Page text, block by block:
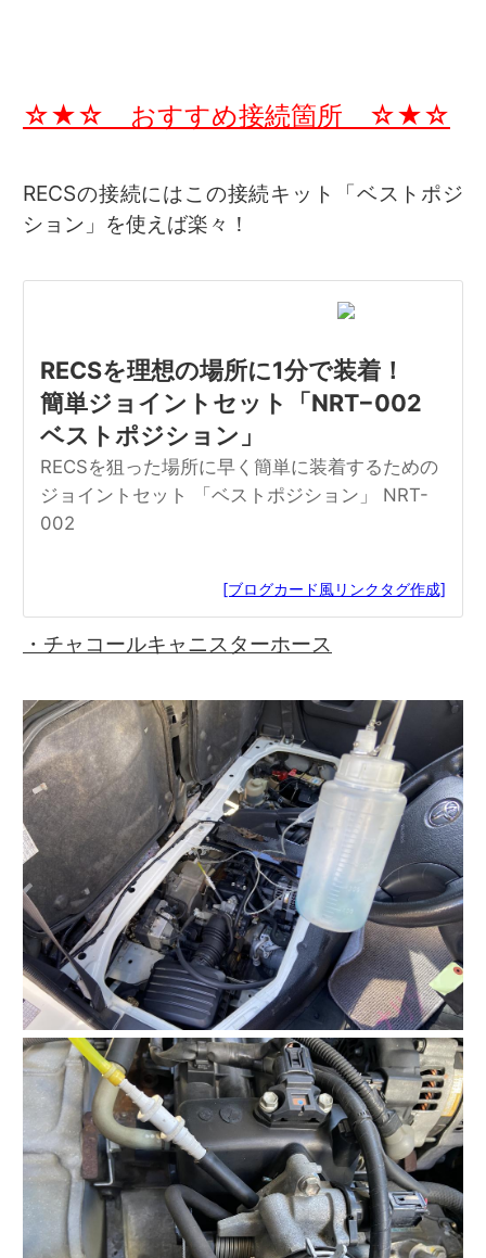
☆★☆ おすすめ接続箇所 ☆★☆
RECSの接続にはこの接続キット「ベストポジ
ション」を使えば楽々！
RECSを理想の場所に1分で装着！
簡単ジョイントセット「NRT−002
ベストポジション」
RECSを狙った場所に早く簡単に装着するための
ジョイントセット 「ベストポジション」 NRT-
002
[ブログカード風リンクタグ作成]
・チャコールキャニスターホース